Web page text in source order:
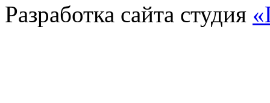
Разработка сайта студия